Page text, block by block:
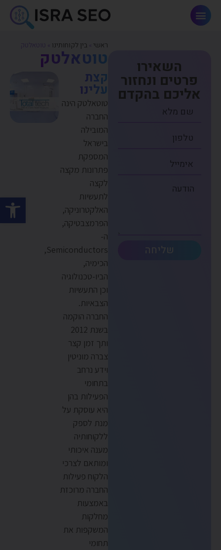
פתח
השאירו
פרטים ונחזור
אליכם בהקדם
שליחה
ראשי »בין לקוחותינו
טוטאלטק
קצת
עלינו
טוטאלטק הינה
החברה
המובילה
בישראל
המספקת
פתרונות מקצה
לקצה
לתעשיות
האלקטרוניקה,
הפרמצבטיקה,
ה-
Semiconductors,
הכימיה,
הביו-טכנולוגיה
וכן התעשיות
הצבאיות.
החברה הוקמה
בשנת 2012
ותך זמן קצר
צברה מוניטין
וידע נרחב
בתחומי
הפעילות בהן
היא עוסקת על
מנת לספק
ללקוחותיה
מענה איכותי
ומותאם לצרכי
הלקוח פעילות
החברה מרוכזת
באמצעות
מחלקות
המשקפות את
תחומי